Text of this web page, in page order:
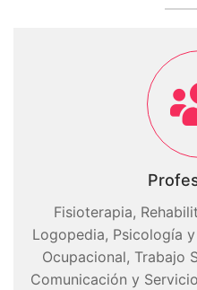
Fisioterapia,
Logopedia, Psicología
Ocupacional, Trabajo
Comunicación y